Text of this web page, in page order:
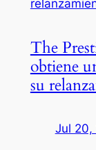
The
obtiene
su
Jul 20,